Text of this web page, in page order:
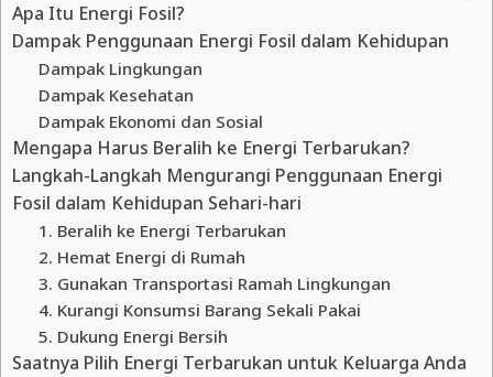
Apa Itu Energi Fosil?
Dampak Penggunaan Energi Fosil dalam Kehidupan
Dampak Lingkungan
Dampak Kesehatan
Dampak Ekonomi dan Sosial
Mengapa Harus Beralih ke Energi Terbarukan?
Langkah-Langkah Mengurangi Penggunaan Energi
Fosil dalam Kehidupan Sehari-hari
1. Beralih ke Energi Terbarukan
2. Hemat Energi di Rumah
3. Gunakan Transportasi Ramah Lingkungan
4. Kurangi Konsumsi Barang Sekali Pakai
5. Dukung Energi Bersih
Saatnya Pilih Energi Terbarukan untuk Keluarga Anda